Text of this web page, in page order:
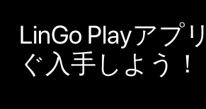
LinGo Playアプ
ぐ入手しよう！